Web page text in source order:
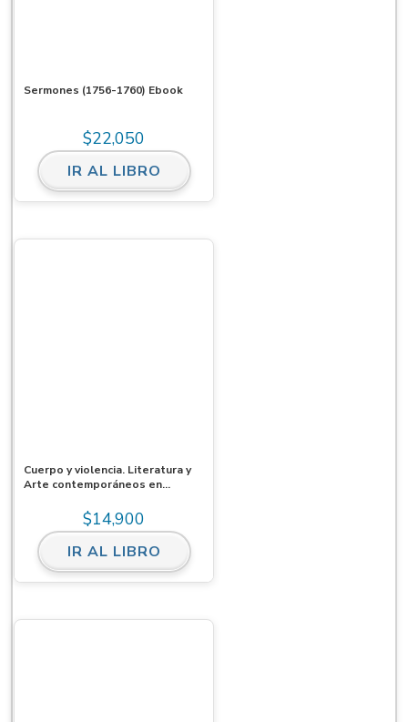
Sermones (1756-1760) Ebook
$22,050
IR AL LIBRO
Cuerpo y violencia. Literatura y
Arte contemporáneos en
$14,900
IR AL LIBRO